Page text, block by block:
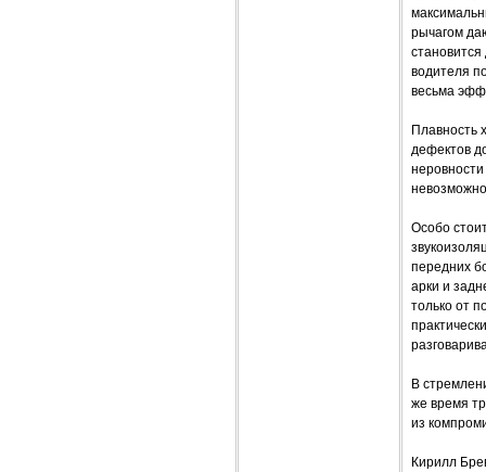
рычагом
водителя
весьма
Плавность
дефектов
Особо
передних
арки и
только от
В
же время
из
Кирилл